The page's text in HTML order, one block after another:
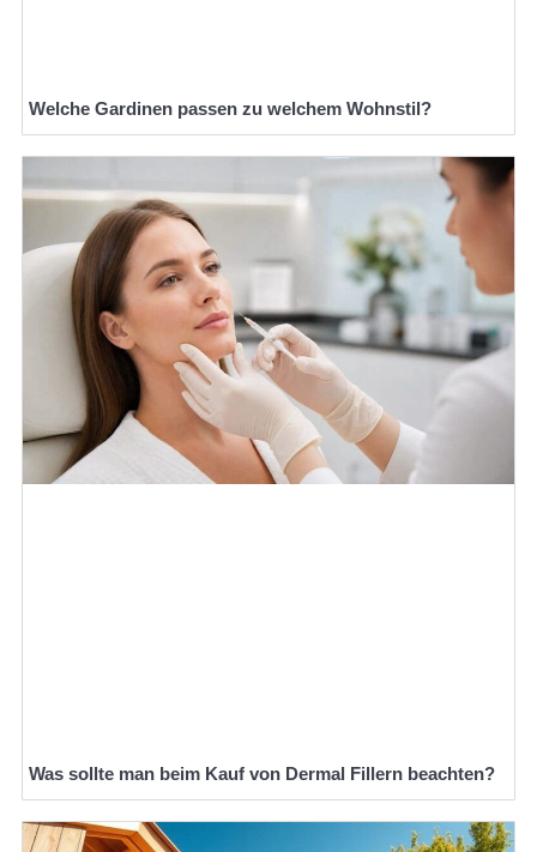
Welche Gardinen passen zu welchem Wohnstil?
Was sollte man beim Kauf von Dermal Fillern beachten?